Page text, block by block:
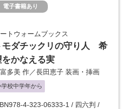
電子書籍あり
トウォームブックス
モダチックリの守り人 希
をかなえる実
多美 作／長田恵子 装画・挿画
学校中学年から
4-323-06333-1 / 四六判 /